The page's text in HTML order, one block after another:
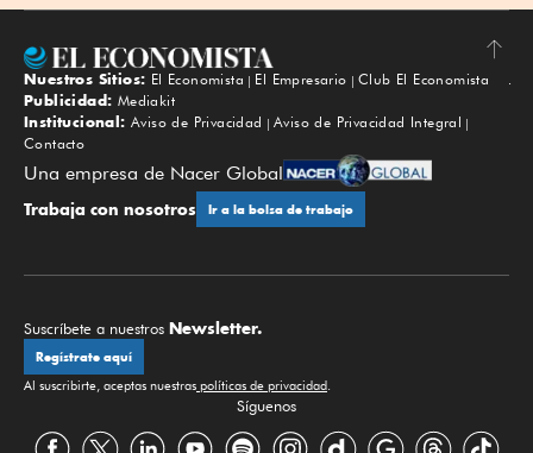
Subir
Nuestros Sitios: El Economista El Empresario
Club El Economista
Publicidad: Mediakit
Institucional: Aviso de Privacidad
Aviso de Privacidad Integral
Contacto
Una empresa de Nacer Global
Trabaja con nosotros Ir a la bolsa de trabajo
Suscríbete a nuestros Newsletter.
Regístrate aquí
Al suscribirte, aceptas nuestras políticas de privacidad.
Síguenos